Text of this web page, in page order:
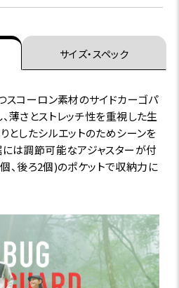
サイズ・スペック
スコーロン素材のサイドカーゴパ
薄さとストレッチ性を重視した生
としたシルエットのためシーンを
には調節可能なアジャスターが付
、後ろ2個)のポケットで収納力に